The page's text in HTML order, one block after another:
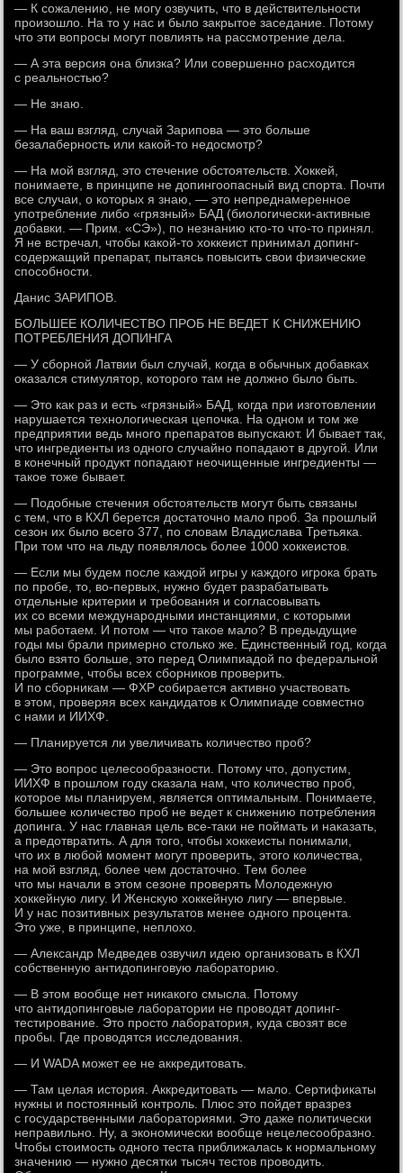
— К сожалению, не могу озвучить, что в действительности
произошло. На то у нас и было закрытое заседание. Потому
что эти вопросы могут повлиять на рассмотрение дела.
— А эта версия она близка? Или совершенно расходится
с реальностью?
— Не знаю.
— На ваш взгляд, случай Зарипова — это больше
безалаберность или какой-то недосмотр?
— На мой взгляд, это стечение обстоятельств. Хоккей,
понимаете, в принципе не допингоопасный вид спорта. Почти
все случаи, о которых я знаю, — это непреднамеренное
употребление либо «грязный» БАД (биологически-активные
добавки. — Прим. «СЭ»), по незнанию кто-то что-то принял.
Я не встречал, чтобы какой-то хоккеист принимал допинг-
содержащий препарат, пытаясь повысить свои физические
способности.
Данис ЗАРИПОВ.
БОЛЬШЕЕ КОЛИЧЕСТВО ПРОБ НЕ ВЕДЕТ К СНИЖЕНИЮ
ПОТРЕБЛЕНИЯ ДОПИНГА
— У сборной Латвии был случай, когда в обычных добавках
оказался стимулятор, которого там не должно было быть.
— Это как раз и есть «грязный» БАД, когда при изготовлении
нарушается технологическая цепочка. На одном и том же
предприятии ведь много препаратов выпускают. И бывает так,
что ингредиенты из одного случайно попадают в другой. Или
в конечный продукт попадают неочищенные ингредиенты —
такое тоже бывает.
— Подобные стечения обстоятельств могут быть связаны
с тем, что в КХЛ берется достаточно мало проб. За прошлый
сезон их было всего 377, по словам Владислава Третьяка.
При том что на льду появлялось более 1000 хоккеистов.
— Если мы будем после каждой игры у каждого игрока брать
по пробе, то, во-первых, нужно будет разрабатывать
отдельные критерии и требования и согласовывать
их со всеми международными инстанциями, с которыми
мы работаем. И потом — что такое мало? В предыдущие
годы мы брали примерно столько же. Единственный год, когда
было взято больше, это перед Олимпиадой по федеральной
программе, чтобы всех сборников проверить.
И по сборникам — ФХР собирается активно участвовать
в этом, проверяя всех кандидатов к Олимпиаде совместно
с нами и ИИХФ.
— Планируется ли увеличивать количество проб?
— Это вопрос целесообразности. Потому что, допустим,
ИИХФ в прошлом году сказала нам, что количество проб,
которое мы планируем, является оптимальным. Понимаете,
большее количество проб не ведет к снижению потребления
допинга. У нас главная цель все-таки не поймать и наказать,
а предотвратить. А для того, чтобы хоккеисты понимали,
что их в любой момент могут проверить, этого количества,
на мой взгляд, более чем достаточно. Тем более
что мы начали в этом сезоне проверять Молодежную
хоккейную лигу. И Женскую хоккейную лигу — впервые.
И у нас позитивных результатов менее одного процента.
Это уже, в принципе, неплохо.
— Александр Медведев озвучил идею организовать в КХЛ
собственную антидопинговую лабораторию.
— В этом вообще нет никакого смысла. Потому
что антидопинговые лаборатории не проводят допинг-
тестирование. Это просто лаборатория, куда свозят все
пробы. Где проводятся исследования.
— И WADA может ее не аккредитовать.
— Там целая история. Аккредитовать — мало. Сертификаты
нужны и постоянный контроль. Плюс это пойдет вразрез
с государственными лабораториями. Это даже политически
неправильно. Ну, а экономически вообще нецелесообразно.
Чтобы стоимость одного теста приближалась к нормальному
значению — нужно десятки тысяч тестов проводить.